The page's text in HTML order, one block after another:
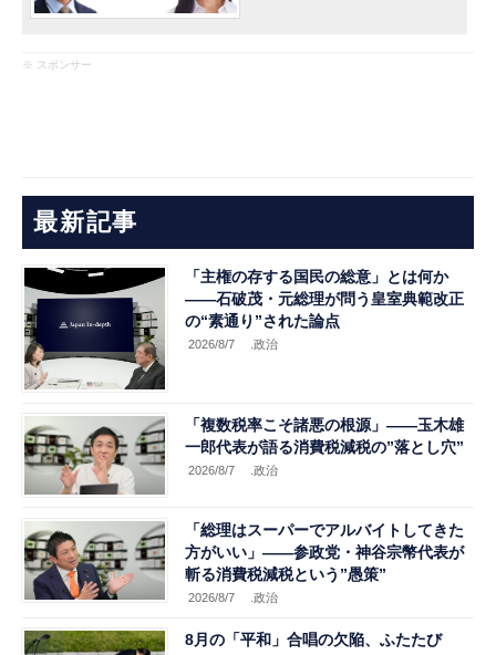
※ スポンサー
最新記事
「主権の存する国民の総意」とは何か
――石破茂・元総理が問う皇室典範改正
の“素通り”された論点
2026/8/7 .政治
「複数税率こそ諸悪の根源」――玉木雄
一郎代表が語る消費税減税の”落とし穴”
2026/8/7 .政治
「総理はスーパーでアルバイトしてきた
方がいい」――参政党・神谷宗幣代表が
斬る消費税減税という”愚策”
2026/8/7 .政治
8月の「平和」合唱の欠陥、ふたたび